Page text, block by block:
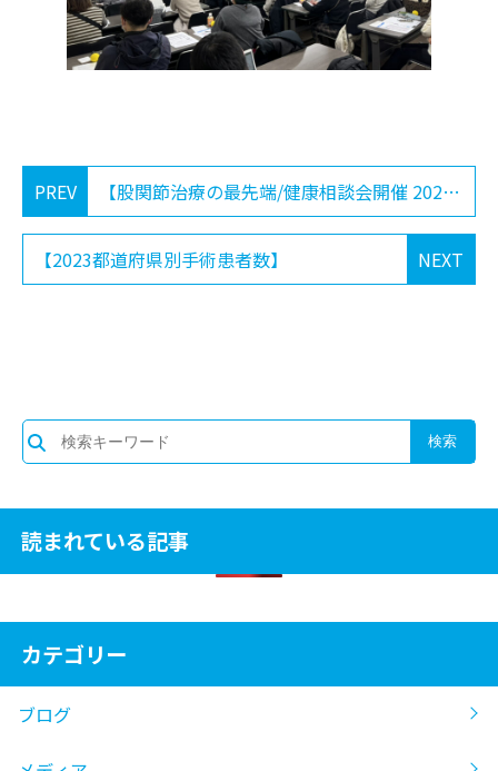
PREV 【股関節治療の最先端/健康相談会開催 2024-1-13】
NEXT
【2023都道府県別手術患者数】
読まれている記事
カテゴリー
ブログ